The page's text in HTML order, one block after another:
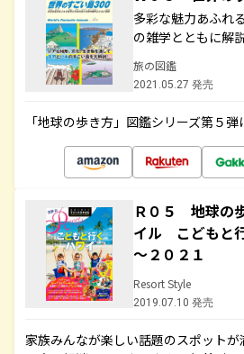
多彩な魅力あふれ
の雑学とともに解
旅の図鑑
2021.05.27 発売
「地球の歩き方」図鑑シリーズ第５弾
Ｒ０５ 地球の
イル こどもと
～２０２１
Resort Style
2019.07.10 発売
家族みんなが楽しい話題のスポット